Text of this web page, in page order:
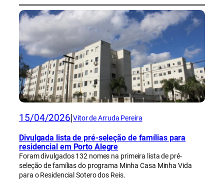
15/04/2026 Vitor de Arruda Pereira
Divulgada lista de pré-seleção de famílias para
residencial em Porto Alegre
Foram divulgados 132 nomes na primeira lista de pré-
seleção de famílias do programa Minha Casa Minha Vida
para o Residencial Sotero dos Reis.